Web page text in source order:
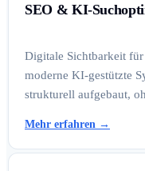
SEO & KI-
Digitale Sichtbarkeit für
moderne KI-gestützte
strukturell aufgebaut,
Mehr erfahren →